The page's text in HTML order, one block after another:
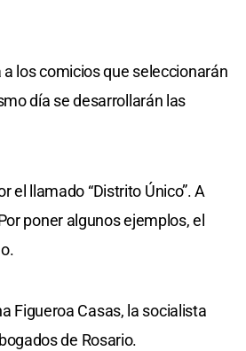
los comicios que seleccionarán
día se desarrollarán las
el llamado “Distrito Único”. A
poner algunos ejemplos, el
Figueroa Casas, la socialista
de Rosario.